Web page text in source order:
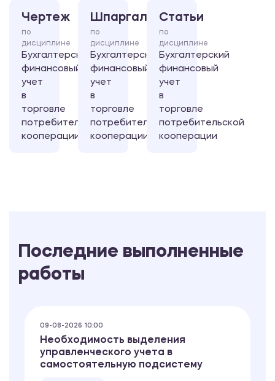
Чертеж
по
дисциплине
Бухгалтерский
финансовый
учет
в
торговле
потребительской
кооперации
Шпаргалка
по
дисциплине
Бухгалтерский
финансовый
учет
в
торговле
потребительской
кооперации
Статьи
по
дисциплине
Бухгалтерский
финансовый
учет
в
торговле
потребительской
кооперации
Последние выполненные
работы
09-08-2026 10:00
Необходимость выделения
управленческого учета в
самостоятельную подсистему